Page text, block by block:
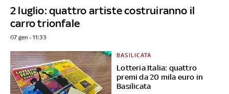
2 luglio: quattro artiste costruiranno il
carro trionfale
07 gen - 11:33
Lotteria Italia: quattro
premi da 20 mila euro in
Basilicata
BASILICATA